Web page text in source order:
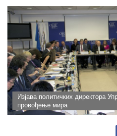
Изјава политичких директора
провођење мира